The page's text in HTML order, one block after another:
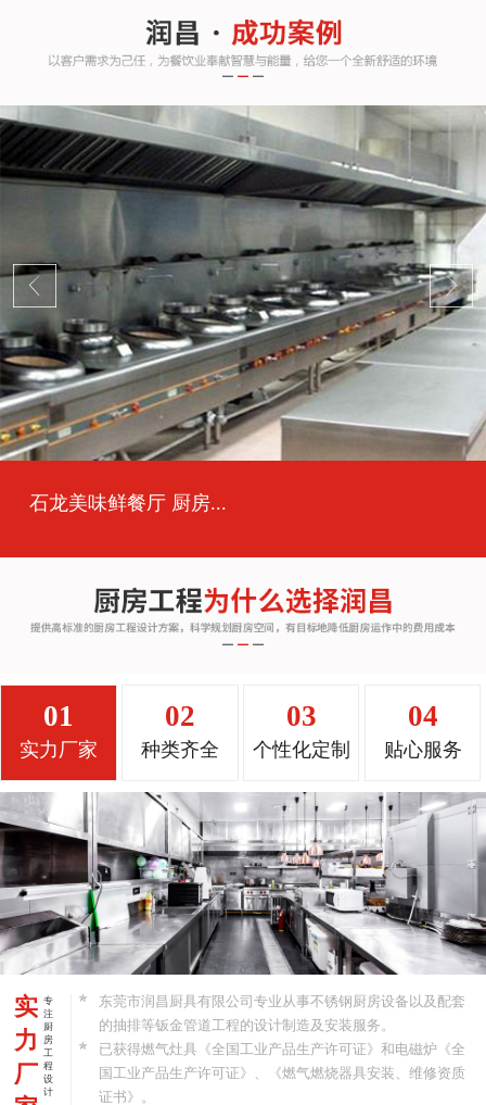
石龙美味鲜餐厅 厨房...
01
实力厂家
02
种类齐全
03
个性化定制
04
贴心服务
实
力
厂
专
注
厨
房
工
程
设
计
东莞市润昌厨具有限公司专业从事不锈钢厨房设备以及配套
的抽排等钣金管道工程的设计制造及安装服务。
已获得燃气灶具《全国工业产品生产许可证》和电磁炉《全
国工业产品生产许可证》、《燃气燃烧器具安装、维修资质
证书》。